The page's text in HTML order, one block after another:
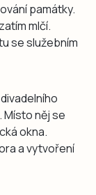
památky.
mlčí.
se služebním
Místo něj se
okna.
a vytvoření